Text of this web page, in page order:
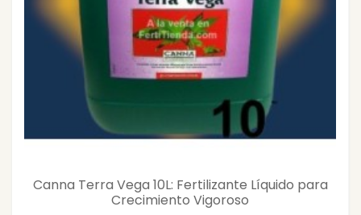
Canna Terra Vega 10L: Fertilizante Líquido para
Crecimiento Vigoroso